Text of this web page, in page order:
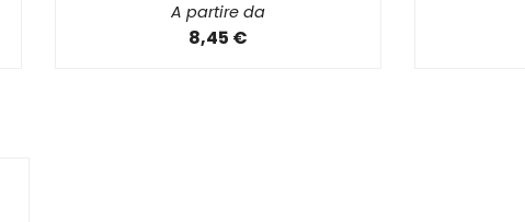
A partire da
8,45 €